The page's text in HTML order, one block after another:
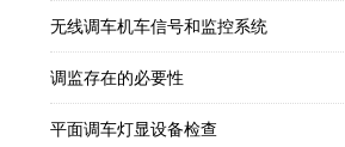
无线调车机车信号和监控系统
调监存在的必要性
平面调车灯显设备检查